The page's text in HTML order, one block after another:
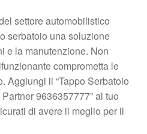
settore automobilistico
serbatoio una soluzione
e la manutenzione. Non
comprometta le
Aggiungi il “Tappo Serbatoio
9636357777” al tuo
di avere il meglio per il